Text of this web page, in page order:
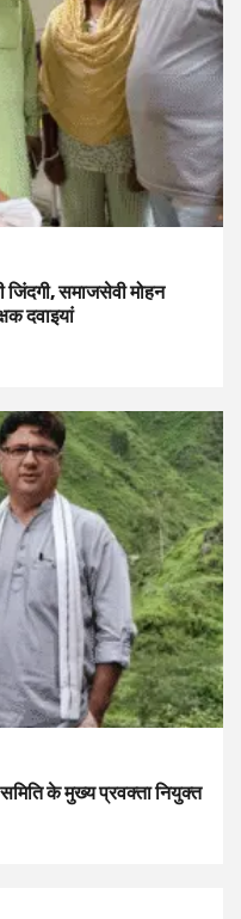
जिंदगी, समाजसेवी मोहन
दवाइयां
के मुख्य प्रवक्ता नियुक्त